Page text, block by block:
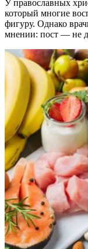
У православных
который многие
фигуру. Однако
мнении: пост — не